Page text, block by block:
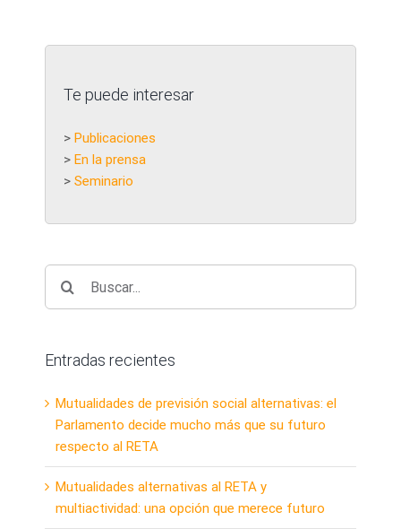
Te puede interesar
> Publicaciones
> En la prensa
> Seminario
Entradas recientes
Mutualidades de previsión social alternativas: el
Parlamento decide mucho más que su futuro
respecto al RETA
Mutualidades alternativas al RETA y
multiactividad: una opción que merece futuro